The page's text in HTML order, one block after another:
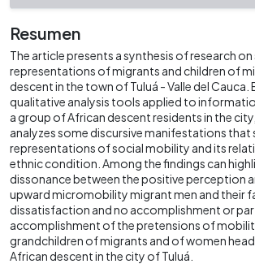
Resumen
The article presents a synthesis of research
representations of migrants and children of
descent in the town of Tuluá - Valle del Cauca.
qualitative analysis tools applied to
a group of African descent residents in the
analyzes some discursive manifestations that
representations of social mobility and its
ethnic condition. Among the findings can
dissonance between the positive perception
upward micromobility migrant men and their
dissatisfaction and no accomplishment or
accomplishment of the pretensions of
grandchildren of migrants and of women
African descent in the city of Tuluá.